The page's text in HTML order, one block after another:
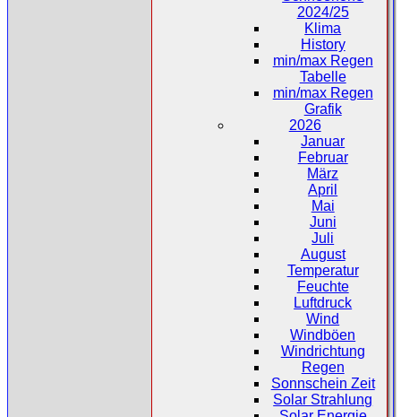
2024/25
Klima
History
min/max Regen
Tabelle
min/max Regen
Grafik
2026
Januar
Februar
März
April
Mai
Juni
Juli
August
Temperatur
Feuchte
Luftdruck
Wind
Windböen
Windrichtung
Regen
Sonnschein Zeit
Solar Strahlung